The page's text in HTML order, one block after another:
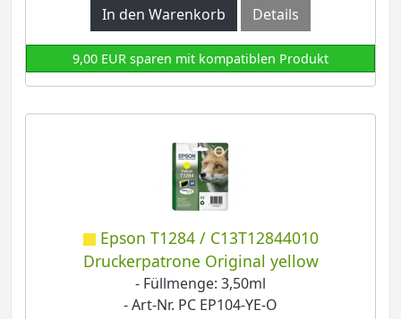
In den Warenkorb
Details
9,00 EUR sparen mit kompatiblen Produkt
Epson T1284 / C13T12844010
Druckerpatrone Original yellow
- Füllmenge: 3,50ml
- Art-Nr. PC EP104-YE-O